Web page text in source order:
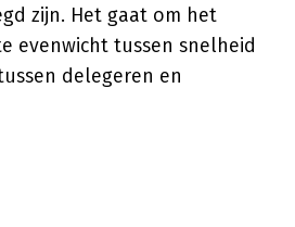
zijn. Het gaat om het
evenwicht tussen snelheid
delegeren en